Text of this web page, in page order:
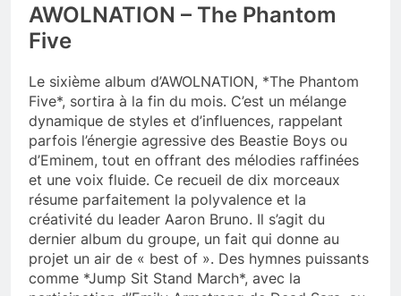
AWOLNATION – The Phantom
Five
Le sixième album d’AWOLNATION, *The Phantom
Five*, sortira à la fin du mois. C’est un mélange
dynamique de styles et d’influences, rappelant
parfois l’énergie agressive des Beastie Boys ou
d’Eminem, tout en offrant des mélodies raffinées
et une voix fluide. Ce recueil de dix morceaux
résume parfaitement la polyvalence et la
créativité du leader Aaron Bruno. Il s’agit du
dernier album du groupe, un fait qui donne au
projet un air de « best of ». Des hymnes puissants
comme *Jump Sit Stand March*, avec la